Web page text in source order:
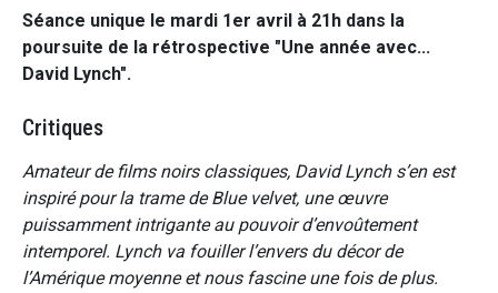
Séance unique le mardi 1er avril à 21h dans la
poursuite de la rétrospective "Une année avec...
David Lynch".
Critiques
Amateur de films noirs classiques, David Lynch s’en est
inspiré pour la trame de Blue velvet, une œuvre
puissamment intrigante au pouvoir d’envoûtement
intemporel. Lynch va fouiller l’envers du décor de
l’Amérique moyenne et nous fascine une fois de plus.